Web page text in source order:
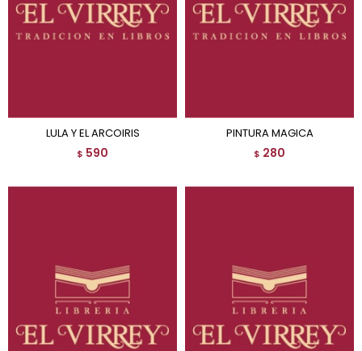
LULA Y EL ARCOIRIS
$ 590
PINTURA MAGICA
$ 280